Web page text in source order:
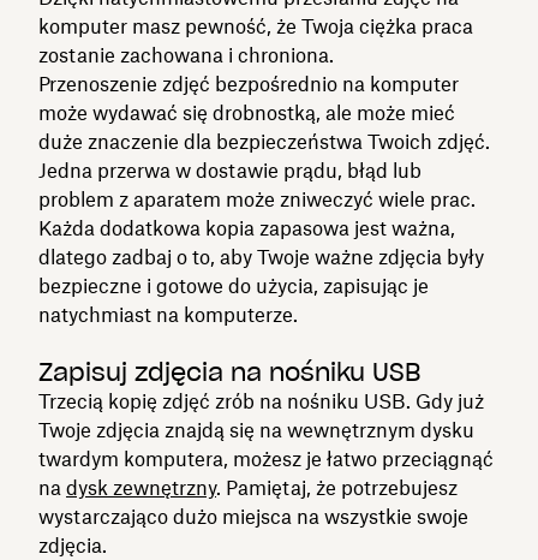
komputer masz pewność, że Twoja ciężka praca
zostanie zachowana i chroniona.
Przenoszenie zdjęć bezpośrednio na komputer
może wydawać się drobnostką, ale może mieć
duże znaczenie dla bezpieczeństwa Twoich zdjęć.
Jedna przerwa w dostawie prądu, błąd lub
problem z aparatem może zniweczyć wiele prac.
Każda dodatkowa kopia zapasowa jest ważna,
dlatego zadbaj o to, aby Twoje ważne zdjęcia były
bezpieczne i gotowe do użycia, zapisując je
natychmiast na komputerze.
Zapisuj zdjęcia na nośniku USB
Trzecią kopię zdjęć zrób na nośniku USB. Gdy już
Twoje zdjęcia znajdą się na wewnętrznym dysku
twardym komputera, możesz je łatwo przeciągnąć
na dysk zewnętrzny. Pamiętaj, że potrzebujesz
wystarczająco dużo miejsca na wszystkie swoje
zdjęcia.